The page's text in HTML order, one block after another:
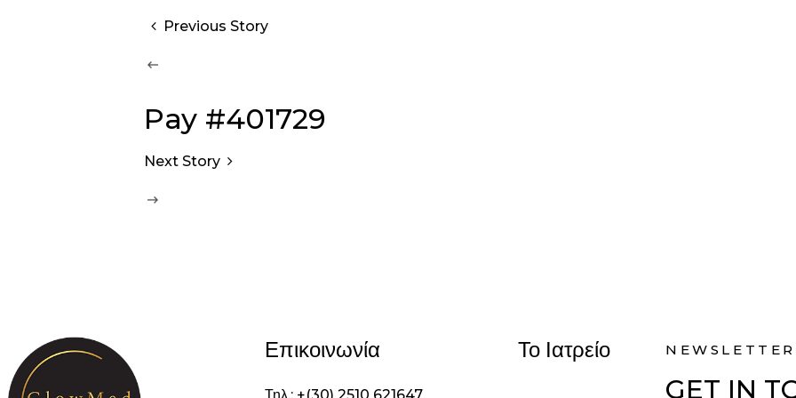
Previous Story
Pay #401729
Next Story
Επικοινωνία Το Ιατρείο NEWSLETTER
GET IN